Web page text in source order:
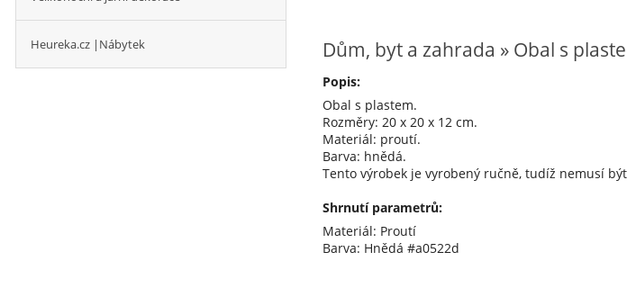
Dům, byt a zahrada » Obal s
Popis:
Obal s plastem.
Rozměry: 20 x 20 x 12 cm.
Materiál: proutí.
Barva: hnědá.
Tento výrobek je vyrobený ručně, tudíž nemusí
Shrnutí parametrů:
Materiál: Proutí
Barva: Hnědá #a0522d
Heureka.cz |Nábytek